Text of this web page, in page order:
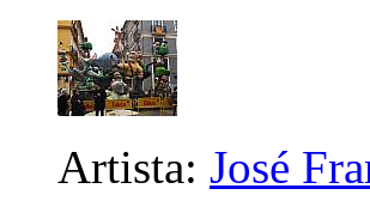
Artista: José